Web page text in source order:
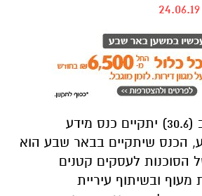
ביום ראשון הקרוב (30.6) יתקיים כנס מידע
הכנס שיתקיים בבאר שבע הוא
הסוכנות לעסקים קטנים
להנגיש את שירותי משרד
למפעלים ויצרנים מאזור הדרום
הסיוע של המשרד. בין
בכנס תוכלו למצוא את יחידת